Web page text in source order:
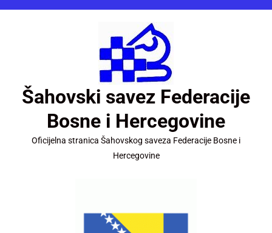
Šahovski savez Federacije
Bosne i Hercegovine
Oficijelna stranica Šahovskog saveza Federacije Bosne i
Hercegovine